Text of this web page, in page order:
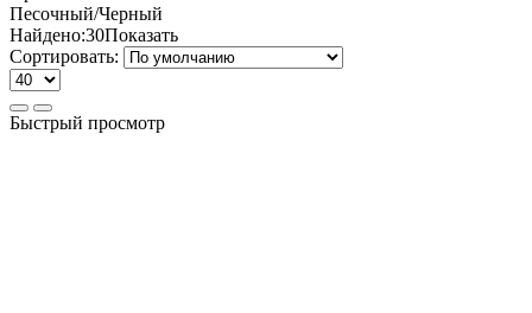
Песочный/Черный
Найдено:30Показать
Сортировать:
Быстрый просмотр